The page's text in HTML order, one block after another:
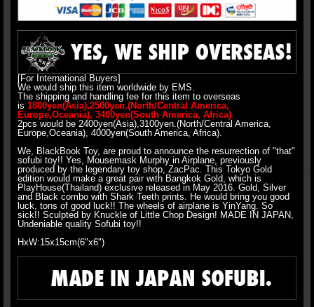
[For International Buyers]
We would ship this item worldwide by EMS.
The shipping and handling fee for this item to overseas
is 1800yen(Asia),2500yen.(North/Central America,
Europe,Oceania), 3400yen(South America, Africa)
2pcs would be 2400yen(Asia),3100yen.(North/Central America,
Europe,Oceania), 4000yen(South America, Africa).
We, BlackBook Toy, are proud to announce the resurrection of "that"
sofubi toy!! Yes, Mousemask Murphy in Airplane, previously
produced by the legendary toy shop, ZacPac. This Tokyo Gold
edition would make a great pair with Bangkok Gold, which is
PlayHouse(Thailand) exclusive released in May 2016. Gold, Silver
and Black combo with Shark Teeth prints. He would bring you good
luck, tons of good luck!! The wheels of airplane is YinYang. So
sick!! Sculpted by Knuckle of Little Chop Design! MADE IN JAPAN,
Undeniable quality Sofubi toy!!
HxW:15x15cm(6"x6")